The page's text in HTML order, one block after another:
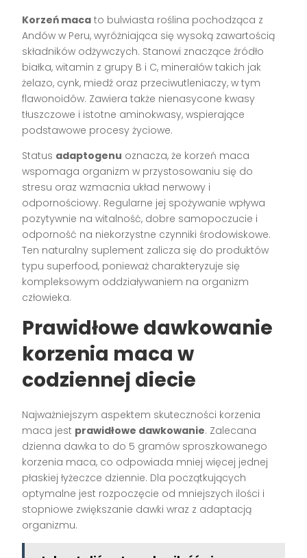
Korzeń maca to bulwiasta roślina pochodząca z
Andów w Peru, wyróżniająca się wysoką zawartością
składników odżywczych. Stanowi znaczące źródło
białka, witamin z grupy B i C, minerałów takich jak
żelazo, cynk, miedź oraz przeciwutleniaczy, w tym
flawonoidów. Zawiera także nienasycone kwasy
tłuszczowe i istotne aminokwasy, wspierające
podstawowe procesy życiowe.
Status adaptogenu oznacza, że korzeń maca
wspomaga organizm w przystosowaniu się do
stresu oraz wzmacnia układ nerwowy i
odpornościowy. Regularne jej spożywanie wpływa
pozytywnie na witalność, dobre samopoczucie i
odporność na niekorzystne czynniki środowiskowe.
Ten naturalny suplement zalicza się do produktów
typu superfood, ponieważ charakteryzuje się
kompleksowym oddziaływaniem na organizm
człowieka.
Prawidłowe dawkowanie
korzenia maca w
codziennej diecie
Najważniejszym aspektem skuteczności korzenia
maca jest prawidłowe dawkowanie. Zalecana
dzienna dawka to do 5 gramów sproszkowanego
korzenia maca, co odpowiada mniej więcej jednej
płaskiej łyżeczce dziennie. Dla początkujących
optymalne jest rozpoczęcie od mniejszych ilości i
stopniowe zwiększanie dawki wraz z adaptacją
organizmu.